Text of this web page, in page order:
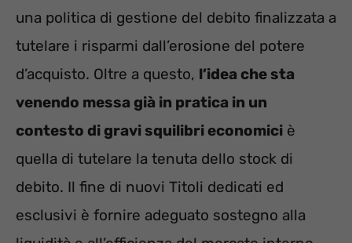
una politica di gestione del debito finalizzata a
tutelare i risparmi dall’erosione del potere
d’acquisto. Oltre a questo, l’idea che sta
venendo messa già in pratica in un
contesto di gravi squilibri economici è
quella di tutelare la tenuta dello stock di
debito. Il fine di nuovi Titoli dedicati ed
esclusivi è fornire adeguato sostegno alla